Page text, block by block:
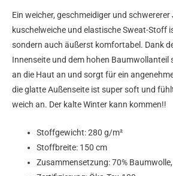
Ein weicher, geschmeidiger und
kuschelweiche und elastische Sweat-Stoff
sondern auch äußerst komfortabel. Dank
Innenseite und dem hohen Baumwollanteil
an die Haut an und sorgt für ein
die glatte Außenseite ist super soft und
weich an. Der kalte Winter kann kommen!!
Stoffgewicht: 280 g/m²
Stoffbreite: 150 cm
Zusammensetzung: 70%